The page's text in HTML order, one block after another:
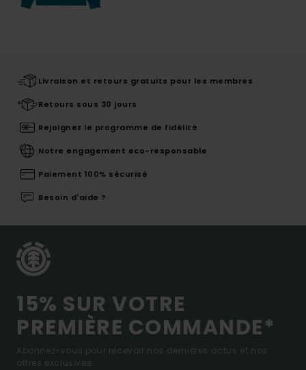
Livraison et retours gratuits pour les membres
Retours sous 30 jours
Rejoignez le programme de fidélité
Notre engagement eco-responsable
Paiement 100% sécurisé
Besoin d'aide ?
15% SUR VOTRE
PREMIÈRE COMMANDE*
Abonnez-vous pour recevoir nos dernières actus et nos
offres exclusives.